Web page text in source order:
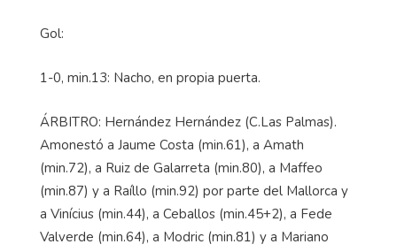
Gol:
1-0, min.13: Nacho, en propia puerta.
ÁRBITRO: Hernández Hernández (C.Las Palmas).
Amonestó a Jaume Costa (min.61), a Amath
(min.72), a Ruiz de Galarreta (min.80), a Maffeo
(min.87) y a Raíllo (min.92) por parte del Mallorca y
a Vinícius (min.44), a Ceballos (min.45+2), a Fede
Valverde (min.64), a Modric (min.81) y a Mariano